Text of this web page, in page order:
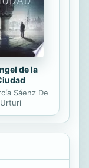
de la
Sáenz De
Urturi